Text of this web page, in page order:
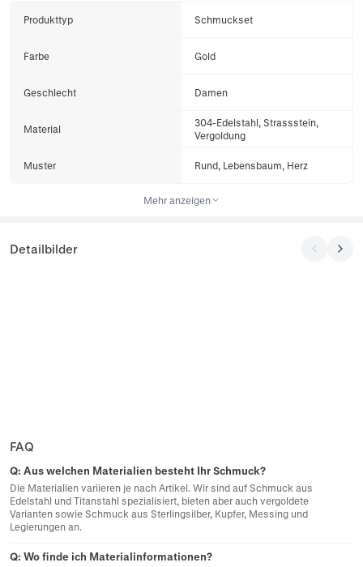
Produkttyp Schmuckset
Farbe Gold
Geschlecht Damen
Material
304-Edelstahl, Strassstein,
Vergoldung
Muster Rund, Lebensbaum, Herz
Mehr anzeigen
Detailbilder
FAQ
Q: Aus welchen Materialien besteht Ihr Schmuck?
Die Materialien variieren je nach Artikel. Wir sind auf Schmuck aus
Edelstahl und Titanstahl spezialisiert, bieten aber auch vergoldete
Varianten sowie Schmuck aus Sterlingsilber, Kupfer, Messing und
Legierungen an.
Q: Wo finde ich Materialinformationen?